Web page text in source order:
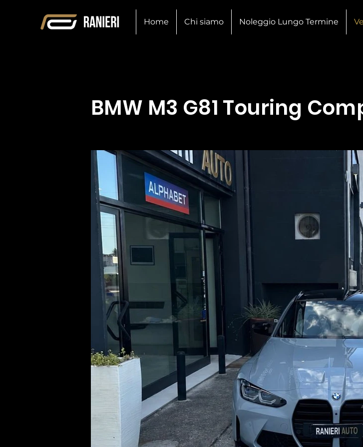
Home Chi siamo Noleggio Lungo Termine
BMW M3 G81 Touring